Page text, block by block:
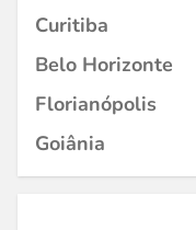
Curitiba
Belo Horizonte
Florianópolis
Goiânia